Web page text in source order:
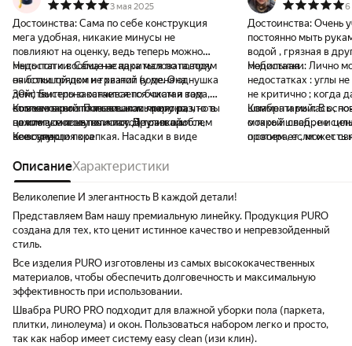
3 мая 2025
Достоинства: Сама по себе конструкция
мега удобная, никакие минусы не
повлияют на оценку, ведь теперь можно
мыть пол и вообще не париться по поводу
очистки тряпки и грязной воде. Она
действительно остается по бокам и там
столько всего плавает… как приятно, что ты
по итогу моешь пол чистой тряпкой.
Конструкция крепкая. Насадки в виде
обычной квадратной как по мне. Идеально
собирается грязь, нет такого, что все
размазывается по полу - вся горстка
(конечно, прямоугольник бы это сделал
лучше, но тут он невозможен)
Недостатки: Сама насадка маловата, прям
на большой дом не хватит (у меня однушка
30м) Быстро заканчивается чистая вода,
но возможно это я слишком много раз
нажимаю на эту очистку Других проблем
не возникло пока
Комментарий: Пользовалась пару раз, но в
целом все понятно и так. Не развалится,
все супер
6
Достоинства: Очень
постоянно мыть
водой , грязная в
мобильная .
Недостатки: Лично
недостатках : углы
не критично ; когда
швабра и мылась ,
мокрый след , не
протирает , может
Комментарий: В
о такой швабре и
о своем , если и есть
рекомендую .
ОписаниеХарактеристики
Великолепие И элегантность В каждой детали!
Представляем Вам нашу премиальную линейку. Продукция PURO
создана для тех, кто ценит истинное качество и непревзойденный
стиль.
Все изделия PURO изготовлены из самых высококачественных
материалов, чтобы обеспечить долговечность и максимальную
эффективность при использовании.
Швабра PURO PRO подходит для влажной уборки пола (паркета,
плитки, линолеума) и окон. Пользоваться набором легко и просто,
так как набор имеет систему easy clean (изи клин).